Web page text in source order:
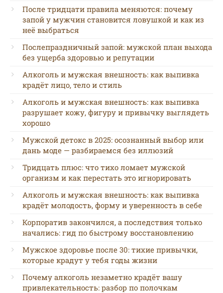
После тридцати правила меняются: почему
запой у мужчин становится ловушкой и как из
неё выбраться
Послепраздничный запой: мужской план выхода
без ущерба здоровью и репутации
Алкоголь и мужская внешность: как выпивка
крадёт лицо, тело и стиль
Алкоголь и мужская внешность: как выпивка
разрушает кожу, фигуру и привычку выглядеть
хорошо
Мужской детокс в 2025: осознанный выбор или
дань моде — разбираемся без иллюзий
Тридцать плюс: что тихо ломает мужской
организм и как перестать это игнорировать
Алкоголь и мужская внешность: как выпивка
крадёт молодость, форму и уверенность в себе
Корпоратив закончился, а последствия только
начались: гид по быстрому восстановлению
Мужское здоровье после 30: тихие привычки,
которые крадут у тебя годы жизни
Почему алкоголь незаметно крадёт вашу
привлекательность: разбор по полочкам